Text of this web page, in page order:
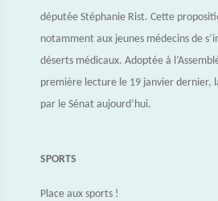
députée Stéphanie Rist. Cette
notamment aux jeunes médecins de
déserts médicaux. Adoptée à
première lecture le 19 janvier dernier,
par le Sénat aujourd’hui.
SPORTS
Place aux sports !